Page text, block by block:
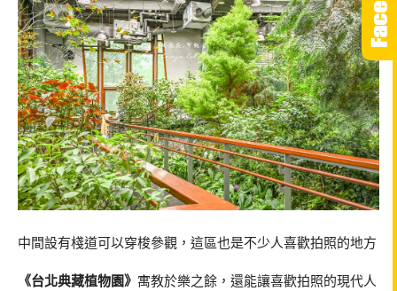
中間設有棧道可以穿梭參觀，這區也是不少人喜歡拍照的地方
《台北典藏植物園》 寓教於樂之餘，還能讓喜歡拍照的現代人